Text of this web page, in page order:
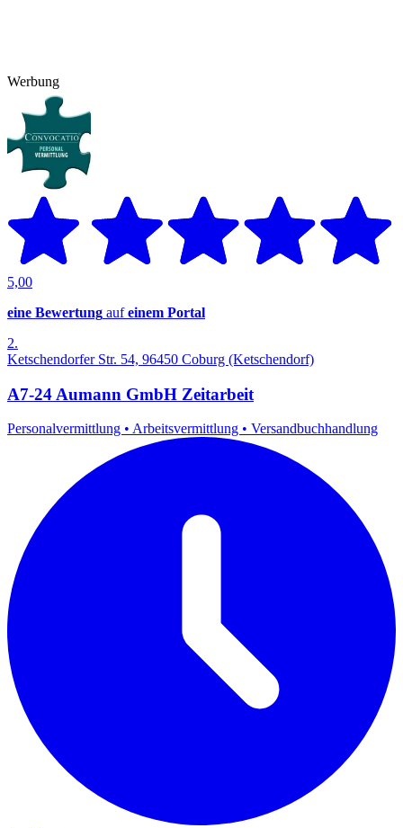
Werbung
5,00
eine Bewertung aufeinem Portal
2.
Ketschendorfer Str. 54, 96450 Coburg (Ketschendorf)
A7-24 Aumann GmbH Zeitarbeit
Personalvermittlung • Arbeitsvermittlung • Versandbuchhandlung